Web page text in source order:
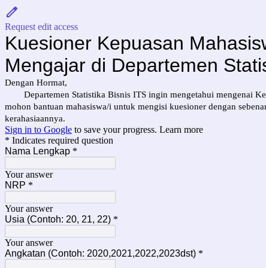
Request edit access
Kuesioner Kepuasan
Mengajar di Departemen
Dengan Hormat,
Departemen Statistika Bisnis ITS ingin mengetahui mengenai
mohon bantuan mahasiswa/i untuk mengisi kuesioner dengan
kerahasiaannya.
Sign in to Google to save your progress. Learn more
* Indicates required question
Nama Lengkap *
Your answer
NRP *
Your answer
Usia (Contoh: 20, 21, 22) *
Your answer
Angkatan (Contoh: 2020,2021,2022,2023dst) *